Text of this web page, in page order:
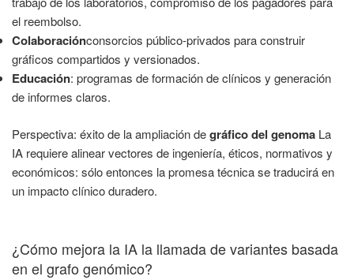
el reembolso.
Colaboraciónconsorcios público-privados para construir
gráficos compartidos y versionados.
Educación: programas de formación de clínicos y generación
de informes claros.
Perspectiva: éxito de la ampliación degráfico del genoma La
IA requiere alinear vectores de ingeniería, éticos, normativos y
económicos: sólo entonces la promesa técnica se traducirá en
un impacto clínico duradero.
¿Cómo mejora la IA la llamada de variantes basada
en el grafo genómico?